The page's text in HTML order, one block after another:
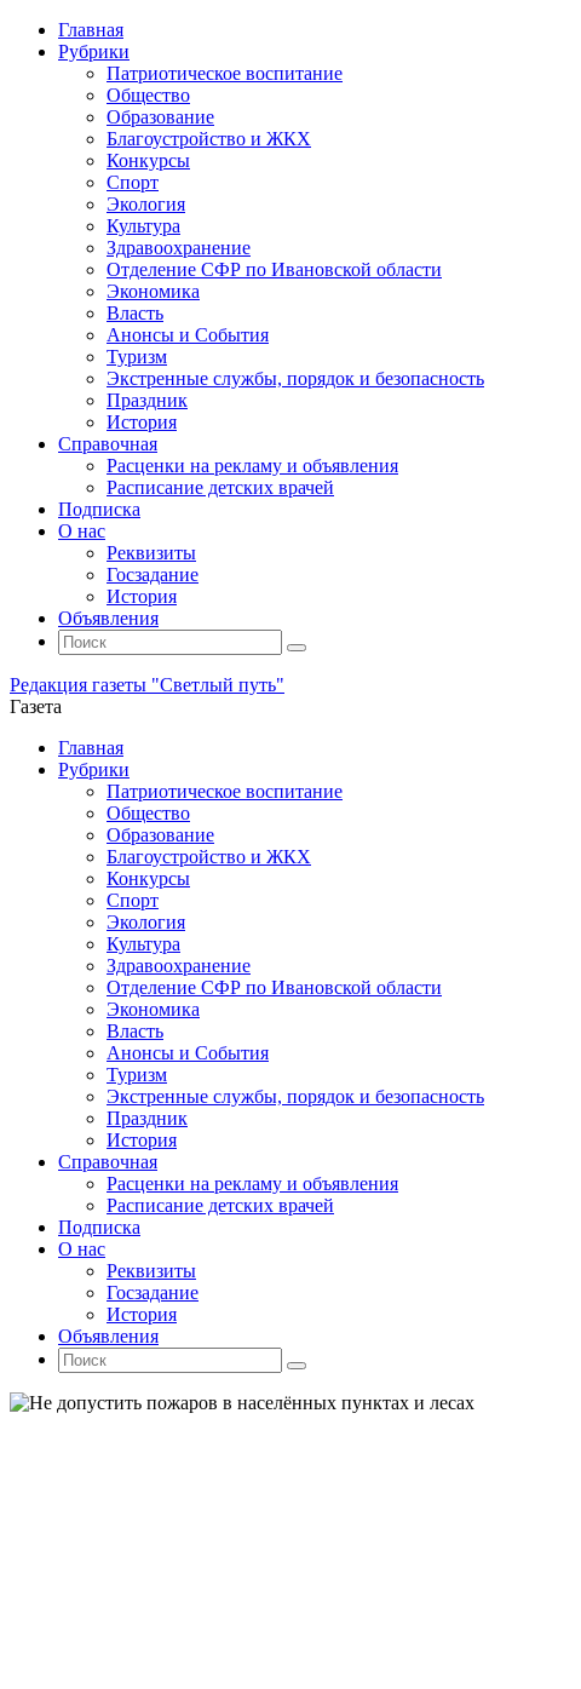
Главная
Рубрики
Патриотическое воспитание
Общество
Образование
Благоустройство и ЖКХ
Конкурсы
Спорт
Экология
Культура
Здравоохранение
Отделение СФР по Ивановской области
Экономика
Власть
Анонсы и События
Туризм
Экстренные службы, порядок и безопасность
Праздник
История
Справочная
Расценки на рекламу и объявления
Расписание детских врачей
Подписка
О нас
Реквизиты
Госзадание
История
Объявления
Поиск
Искать:
Поиск
Редакция газеты "Светлый путь"
Газета
Промотать
содержимому
Главная
Рубрики
Патриотическое воспитание
Общество
Образование
Благоустройство и ЖКХ
Конкурсы
Спорт
Экология
Культура
Здравоохранение
Отделение СФР по Ивановской области
Экономика
Власть
Анонсы и События
Туризм
Экстренные службы, порядок и безопасность
Праздник
История
Справочная
Расценки на рекламу и объявления
Расписание детских врачей
Подписка
О нас
Реквизиты
Госзадание
История
Объявления
Поиск
Искать:
Поиск